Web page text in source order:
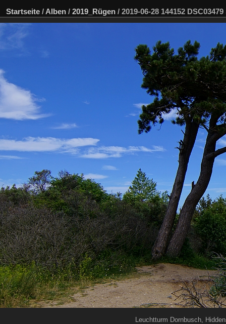
Startseite / Alben / 2019_Rügen / 2019-06-28 144152
Leuchtturm Dornbusch,